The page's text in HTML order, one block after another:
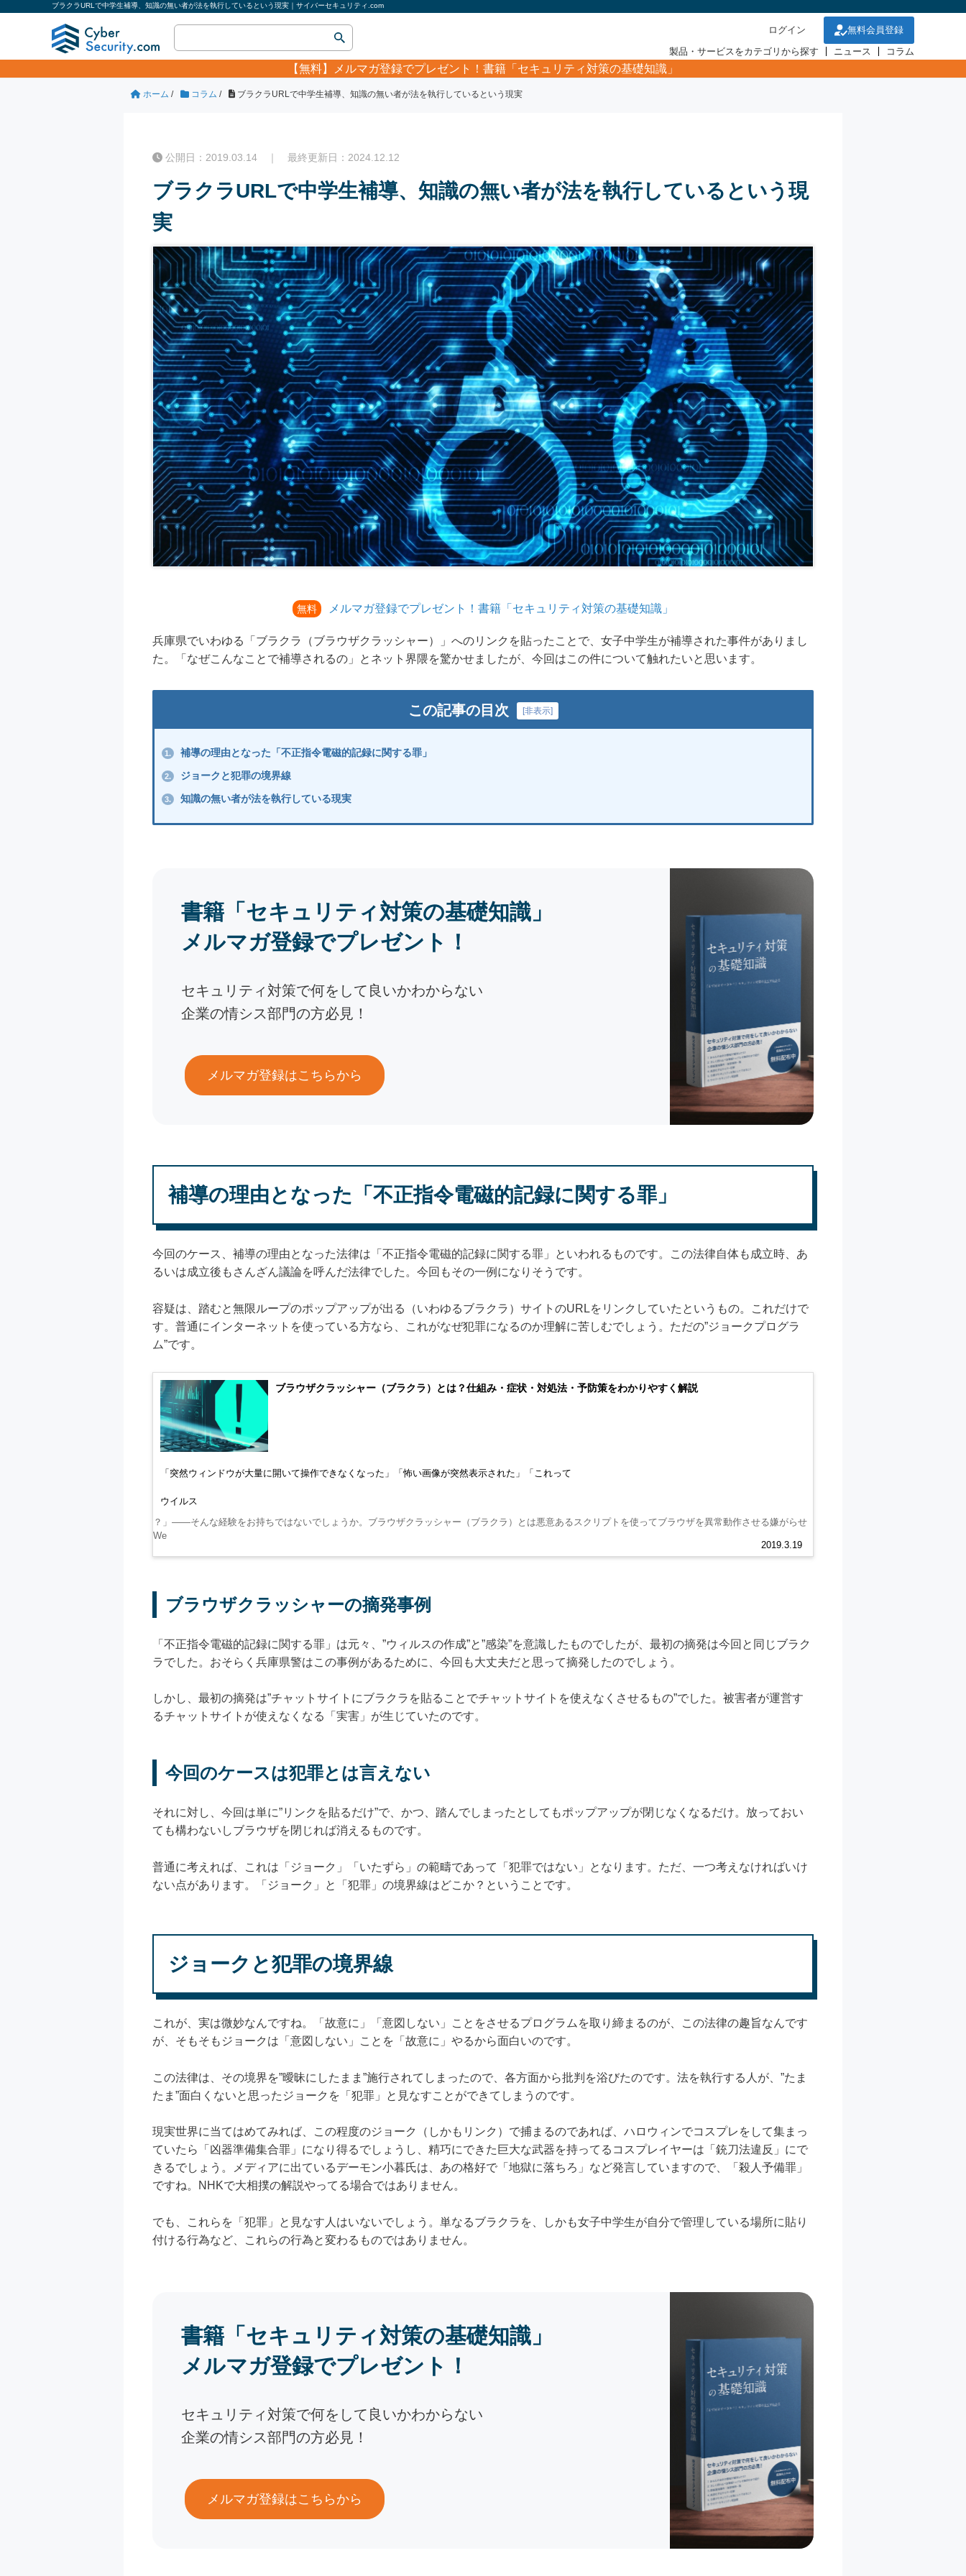
ブラクラURLで中学生補導、知識の無い者が法を執行しているという現実｜サイバーセキュリティ.com
ログイン
無料会員登録
製品・サービスをカテゴリから探す
ニュース コラム
【無料】 メルマガ登録でプレゼント！書籍「セキュリティ対策の基礎知識」
ホーム / コラム / ブラクラURLで中学生補導、知識の無い者が法を執行しているという現実
公開日：2019.03.14 ｜ 最終更新日：2024.12.12
ブラクラURLで中学生補導、知識の無い者が法を執行しているという現
実
無料 メルマガ登録でプレゼント！書籍「セキュリティ対策の基礎知識」
兵庫県でいわゆる「ブラクラ（ブラウザクラッシャー）」へのリンクを貼ったことで、女子中学生が補導された事件がありまし
た。「なぜこんなことで補導されるの」とネット界隈を驚かせましたが、今回はこの件について触れたいと思います。
この記事の目次 [非表示]
1. 補導の理由となった「不正指令電磁的記録に関する罪」
2. ジョークと犯罪の境界線
3. 知識の無い者が法を執行している現実
書籍「セキュリティ対策の基礎知識」
メルマガ登録でプレゼント！
セキュリティ対策で何をして良いかわからない
企業の情シス部門の方必見！
メルマガ登録はこちらから
補導の理由となった「不正指令電磁的記録に関する罪」
今回のケース、補導の理由となった法律は「不正指令電磁的記録に関する罪」といわれるものです。この法律自体も成立時、あ
るいは成立後もさんざん議論を呼んだ法律でした。今回もその一例になりそうです。
容疑は、踏むと無限ループのポップアップが出る（いわゆるブラクラ）サイトのURLをリンクしていたというもの。これだけで
す。普通にインターネットを使っている方なら、これがなぜ犯罪になるのか理解に苦しむでしょう。ただの”ジョークプログラ
ム”です。
ブラウザクラッシャー（ブラクラ）とは？仕組み・症状・対処法・予防策をわかりやすく解説
2019.3.19
「突然ウィンドウが大量に開いて操作できなくなった」「怖い画像が突然表示された」「これって
ウイルス
？」——そんな経験をお持ちではないでしょうか。ブラウザクラッシャー（ブラクラ）とは悪意あるスクリプトを使ってブラウザを異常動作させる嫌がらせ
We
ブラウザクラッシャーの摘発事例
「不正指令電磁的記録に関する罪」は元々、”ウィルスの作成”と”感染”を意識したものでしたが、最初の摘発は今回と同じブラク
ラでした。おそらく兵庫県警はこの事例があるために、今回も大丈夫だと思って摘発したのでしょう。
しかし、最初の摘発は”チャットサイトにブラクラを貼ることでチャットサイトを使えなくさせるもの”でした。被害者が運営す
るチャットサイトが使えなくなる「実害」が生じていたのです。
今回のケースは犯罪とは言えない
それに対し、今回は単に”リンクを貼るだけ”で、かつ、踏んでしまったとしてもポップアップが閉じなくなるだけ。放っておい
ても構わないしブラウザを閉じれば消えるものです。
普通に考えれば、これは「ジョーク」「いたずら」の範疇であって「犯罪ではない」となります。ただ、一つ考えなければいけ
ない点があります。「ジョーク」と「犯罪」の境界線はどこか？ということです。
ジョークと犯罪の境界線
これが、実は微妙なんですね。「故意に」「意図しない」ことをさせるプログラムを取り締まるのが、この法律の趣旨なんです
が、そもそもジョークは「意図しない」ことを「故意に」やるから面白いのです。
この法律は、その境界を”曖昧にしたまま”施行されてしまったので、各方面から批判を浴びたのです。法を執行する人が、”たま
たま”面白くないと思ったジョークを「犯罪」と見なすことができてしまうのです。
現実世界に当てはめてみれば、この程度のジョーク（しかもリンク）で捕まるのであれば、ハロウィンでコスプレをして集まっ
ていたら「凶器準備集合罪」になり得るでしょうし、精巧にできた巨大な武器を持ってるコスプレイヤーは「銃刀法違反」にで
きるでしょう。メディアに出ているデーモン小暮氏は、あの格好で「地獄に落ちろ」など発言していますので、「殺人予備罪」
ですね。NHKで大相撲の解説やってる場合ではありません。
でも、これらを「犯罪」と見なす人はいないでしょう。単なるブラクラを、しかも女子中学生が自分で管理している場所に貼り
付ける行為など、これらの行為と変わるものではありません。
書籍「セキュリティ対策の基礎知識」
メルマガ登録でプレゼント！
セキュリティ対策で何をして良いかわからない
企業の情シス部門の方必見！
メルマガ登録はこちらから